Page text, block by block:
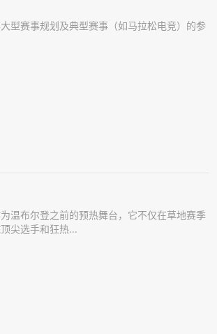
型赛事规划及典型赛事（如马拉松电竞）的参
温布尔登之前的预热舞台，它不仅在草地赛季
尖选手和狂热...